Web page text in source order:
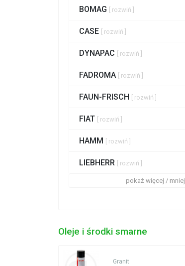
BOMAG [ rozwiń ]
CASE [ rozwiń ]
DYNAPAC [ rozwiń ]
FADROMA [ rozwiń ]
FAUN-FRISCH [ rozwiń ]
FIAT [ rozwiń ]
HAMM [ rozwiń ]
LIEBHERR [ rozwiń ]
pokaż więcej / mniej
Oleje i środki smarne
Granit